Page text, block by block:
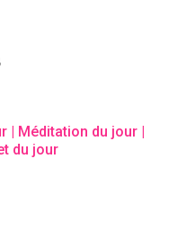
| Méditation du jour|
du jour